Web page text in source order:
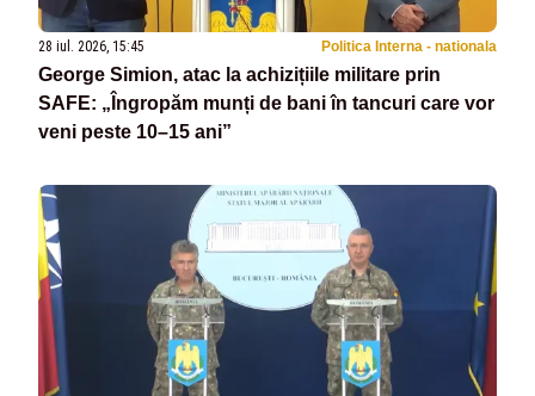
28 iul. 2026, 15:45 Politica Interna - nationala
George Simion, atac la achizițiile militare prin
SAFE: „Îngropăm munți de bani în tancuri care vor
veni peste 10–15 ani”